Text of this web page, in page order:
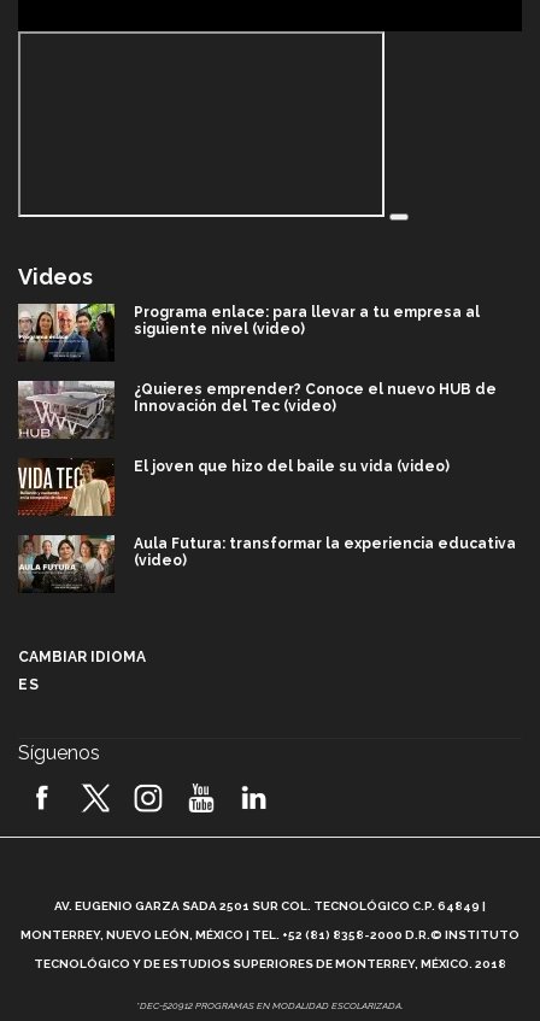
Videos
Programa enlace: para llevar a tu empresa al
siguiente nivel (video)
¿Quieres emprender? Conoce el nuevo HUB de
Innovación del Tec (video)
El joven que hizo del baile su vida (video)
Aula Futura: transformar la experiencia educativa
(video)
2026! (video)
¿Cómo es el Modelo Educativo Tec? (video)
Vida Tec: Feminismo e Inteligencia Artificial, Paola
CAMBIAR IDIOMA
ES
Síguenos
AV. EUGENIO GARZA SADA 2501 SUR COL. TECNOLÓGICO C.P. 64849 |
MONTERREY, NUEVO LEÓN, MÉXICO | TEL. +52 (81) 8358-2000 D.R.© INSTITUTO
TECNOLÓGICO Y DE ESTUDIOS SUPERIORES DE MONTERREY, MÉXICO. 2018
*DEC-520912 PROGRAMAS EN MODALIDAD ESCOLARIZADA.